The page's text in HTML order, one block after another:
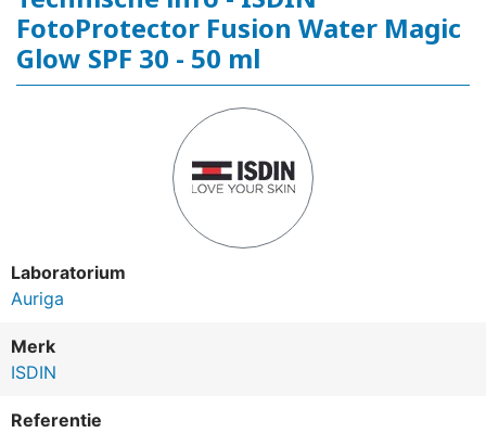
FotoProtector Fusion Water Magic
Glow SPF 30 - 50 ml
Laboratorium
Auriga
Merk
ISDIN
Referentie